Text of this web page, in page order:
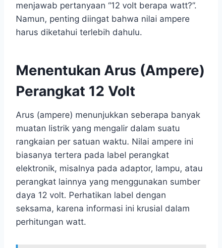
menjawab pertanyaan “12 volt berapa watt?”.
Namun, penting diingat bahwa nilai ampere
harus diketahui terlebih dahulu.
Menentukan Arus (Ampere)
Perangkat 12 Volt
Arus (ampere) menunjukkan seberapa banyak
muatan listrik yang mengalir dalam suatu
rangkaian per satuan waktu. Nilai ampere ini
biasanya tertera pada label perangkat
elektronik, misalnya pada adaptor, lampu, atau
perangkat lainnya yang menggunakan sumber
daya 12 volt. Perhatikan label dengan
seksama, karena informasi ini krusial dalam
perhitungan watt.